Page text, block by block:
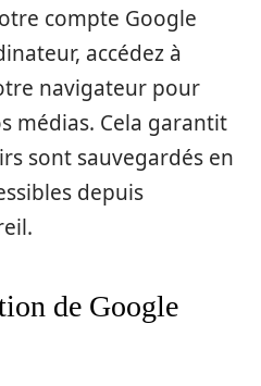
compte Google
accédez à
navigateur pour
médias. Cela garantit
sont sauvegardés en
depuis
de Google